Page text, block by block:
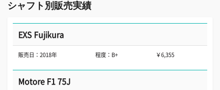
シャフト別販売実績
EXS Fujikura
販売日：2018年 程度：B+ ￥6,355
Motore F1 75J